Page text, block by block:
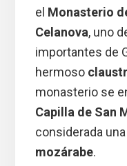
el Monasterio
Celanova, uno
importantes de
hermoso
monasterio se
Capilla de San
considerada
mozárabe.